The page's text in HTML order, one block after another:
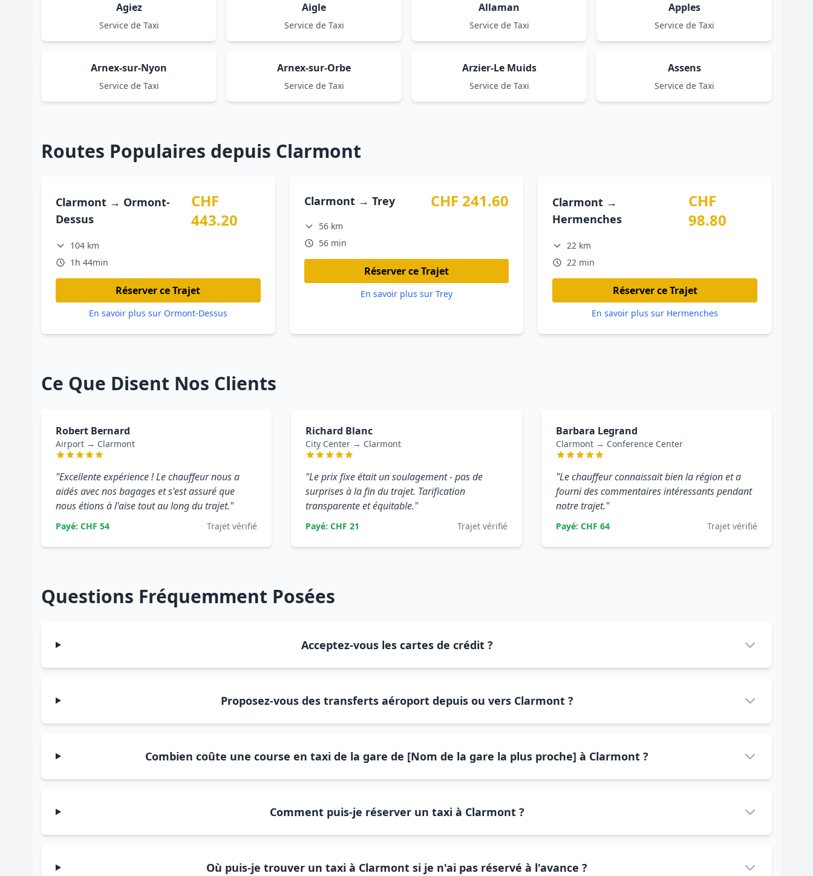
Agiez
Service de Taxi
Aigle
Service de Taxi
Allaman
Service de Taxi
Apples
Service de Taxi
Arnex-sur-Nyon
Service de Taxi
Arnex-sur-Orbe
Service de Taxi
Arzier-Le Muids
Service de Taxi
Assens
Service de Taxi
Routes Populaires depuis Clarmont
Clarmont → Ormont-
Dessus
CHF
443.20
104 km
1h 44min
Réserver ce Trajet
En savoir plus sur Ormont-Dessus
Clarmont → Trey CHF 241.60
56 km
56 min
Réserver ce Trajet
En savoir plus sur Trey
Clarmont →
Hermenches
CHF
98.80
22 km
22 min
Réserver ce Trajet
En savoir plus sur Hermenches
Ce Que Disent Nos Clients
Robert Bernard
Airport → Clarmont
"Excellente expérience ! Le chauffeur nous a
aidés avec nos bagages et s'est assuré que
nous étions à l'aise tout au long du trajet."
Payé: CHF 54 Trajet vérifié
Richard Blanc
City Center → Clarmont
"Le prix fixe était un soulagement - pas de
surprises à la fin du trajet. Tarification
transparente et équitable."
Payé: CHF 21 Trajet vérifié
Barbara Legrand
Clarmont → Conference Center
"Le chauffeur connaissait bien la région et a
fourni des commentaires intéressants pendant
notre trajet."
Payé: CHF 64 Trajet vérifié
Questions Fréquemment Posées
Acceptez-vous les cartes de crédit ?
Proposez-vous des transferts aéroport depuis ou vers Clarmont ?
Combien coûte une course en taxi de la gare de [Nom de la gare la plus proche] à Clarmont ?
Comment puis-je réserver un taxi à Clarmont ?
Où puis-je trouver un taxi à Clarmont si je n'ai pas réservé à l'avance ?